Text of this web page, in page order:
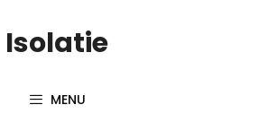
Isolatie
MENU